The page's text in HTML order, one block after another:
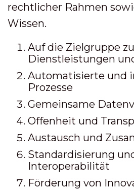
rechtlicher Rahmen
Wissen.
Auf die Zielgruppe
Dienstleistungen
Automatisierte und
Prozesse
Gemeinsame
Offenheit und
Austausch und
Standardisierung
Interoperabilität
Förderung von